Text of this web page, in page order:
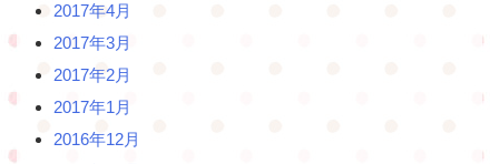
2017年4月
2017年3月
2017年2月
2017年1月
2016年12月